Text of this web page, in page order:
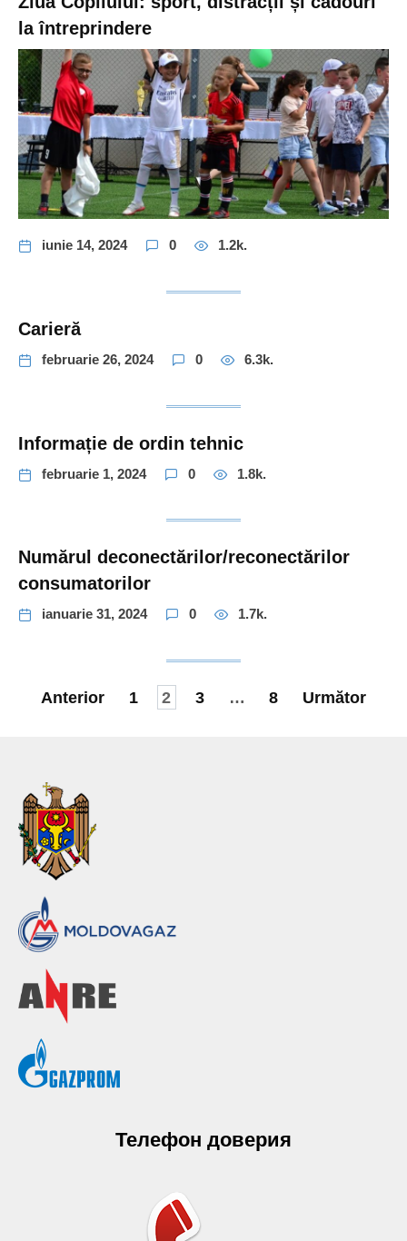
la întreprindere
iunie 14, 2024 0 1.2k.
Carieră
februarie 26, 2024 0 6.3k.
Informație de ordin tehnic
februarie 1, 2024 0 1.8k.
Numărul deconectărilor/reconectărilor
consumatorilor
ianuarie 31, 2024 0 1.7k.
Paginație
Anterior 1 2 3 … 8 Următor
Телефон доверия